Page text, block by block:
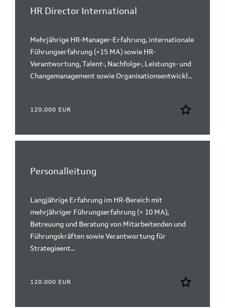
HR Director International
Mehrjährige HR-Manager-Erfahrung, internationale
Führungserfahrung (<15 MA) sowie HR-
Verantwortung, Talent-, Nachfolge-, Leistungs- und
Changemanagement sowie Organisationsentwickl...
120.000 EUR
Personalleitung
Langjährige Erfahrung im HR-Bereich mit
mehrjähriger Führungserfahrung (< 10 MA),
Betreuung und Beratung von Mitarbeitenden und
Führungskräften sowie Verantwortung für
Strategieent...
120.000 EUR